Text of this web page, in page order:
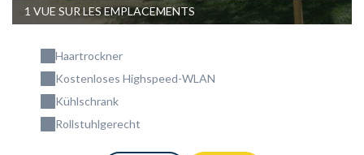
1 VUE SUR LES EMPLACEMENTS
Haartrockner
Kostenloses Highspeed-WLAN
Kühlschrank
Rollstuhlgerecht